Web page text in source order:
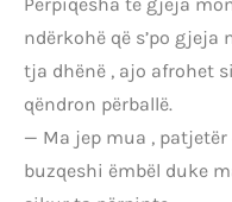
ndërkohë që s’po
tja dhënë , ajo afrohet
qëndron përballë.
— Ma jep mua ,
buzqeshi ëmbël duke